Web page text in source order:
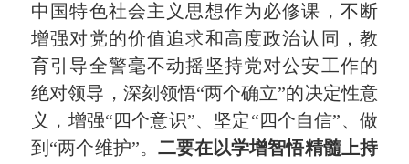
中国特色社会主义思想作为必修课，不断
增强对党的价值追求和高度政治认同，教
育引导全警毫不动摇坚持党对公安工作的
绝对领导，深刻领悟“两个确立”的决定性意
义，增强“四个意识”、坚定“四个自信”、做
到“两个维护”。 二要在以学增智悟精髓上持